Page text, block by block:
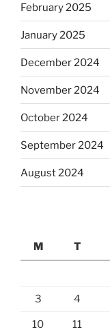
February 2025
January 2025
December 2024
November 2024
October 2024
September 2024
August 2024
M
T
3 4
10 11